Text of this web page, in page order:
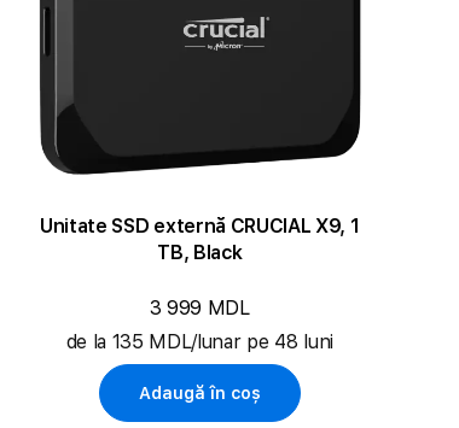
Unitate SSD externă CRUCIAL X9, 1
TB, Black
3 999 MDL
de la 135 MDL/lunar pe 48 luni
Adaugă în coș